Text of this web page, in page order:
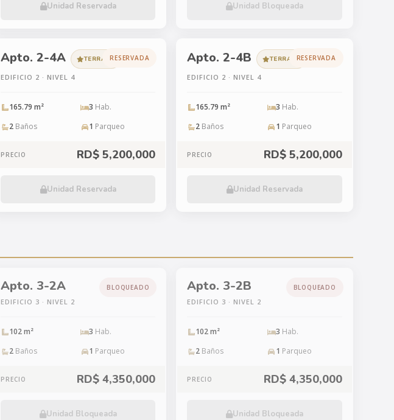
Unidad Reservada Unidad Bloqueada
Apto. 2-4A TERRAZA
EDIFICIO 2 · NIVEL 4
RESERVADA
165.79 m² 3 Hab.
2 Baños 1 Parqueo
PRECIO RD$ 5,200,000
Unidad Reservada
Apto. 2-4B TERRAZA
EDIFICIO 2 · NIVEL 4
RESERVADA
165.79 m² 3 Hab.
2 Baños 1 Parqueo
PRECIO RD$ 5,200,000
Unidad Reservada
Apto. 3-2A
EDIFICIO 3 · NIVEL 2
BLOQUEADO
102 m² 3 Hab.
2 Baños 1 Parqueo
PRECIO RD$ 4,350,000
Unidad Bloqueada
Apto. 3-2B
EDIFICIO 3 · NIVEL 2
BLOQUEADO
102 m² 3 Hab.
2 Baños 1 Parqueo
PRECIO RD$ 4,350,000
Unidad Bloqueada